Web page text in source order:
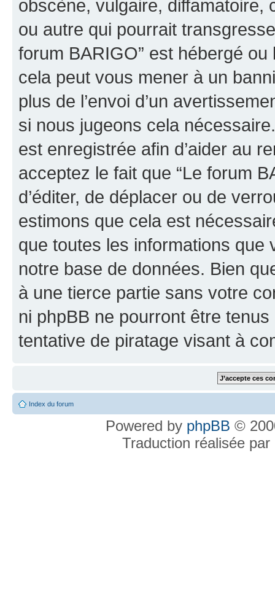
obscène, vulgaire, diffamatoire,
ou autre qui pourrait
forum BARIGO” est hébergé
cela peut vous mener à un
plus de l’envoi d’un
si nous jugeons cela
est enregistrée afin d’aider au
acceptez le fait que “Le forum
d’éditer, de déplacer ou de
estimons que cela est
que toutes les informations
notre base de données. Bien
à une tierce partie sans votre
ni phpBB ne pourront être
tentative de piratage visant à
Index du forum
Powered by phpBB ©
Traduction réalisée par